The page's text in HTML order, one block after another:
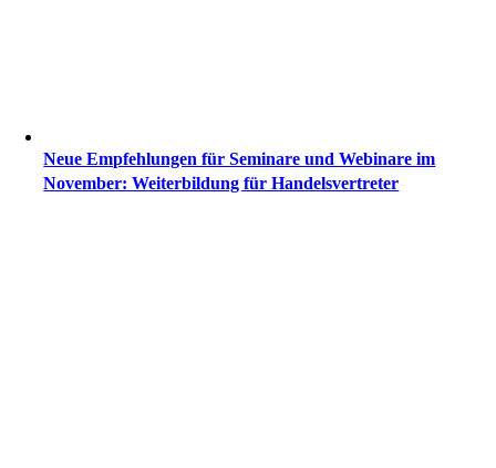
Neue Empfehlungen für Seminare und Webinare im
November: Weiterbildung für Handelsvertreter